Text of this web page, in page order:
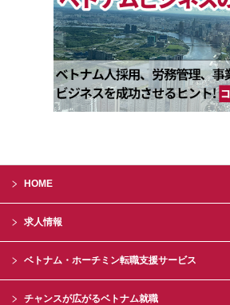
HOME
求人情報
ベトナム・ホーチミン転職支援サービス
チャンスが広がるベトナム就職